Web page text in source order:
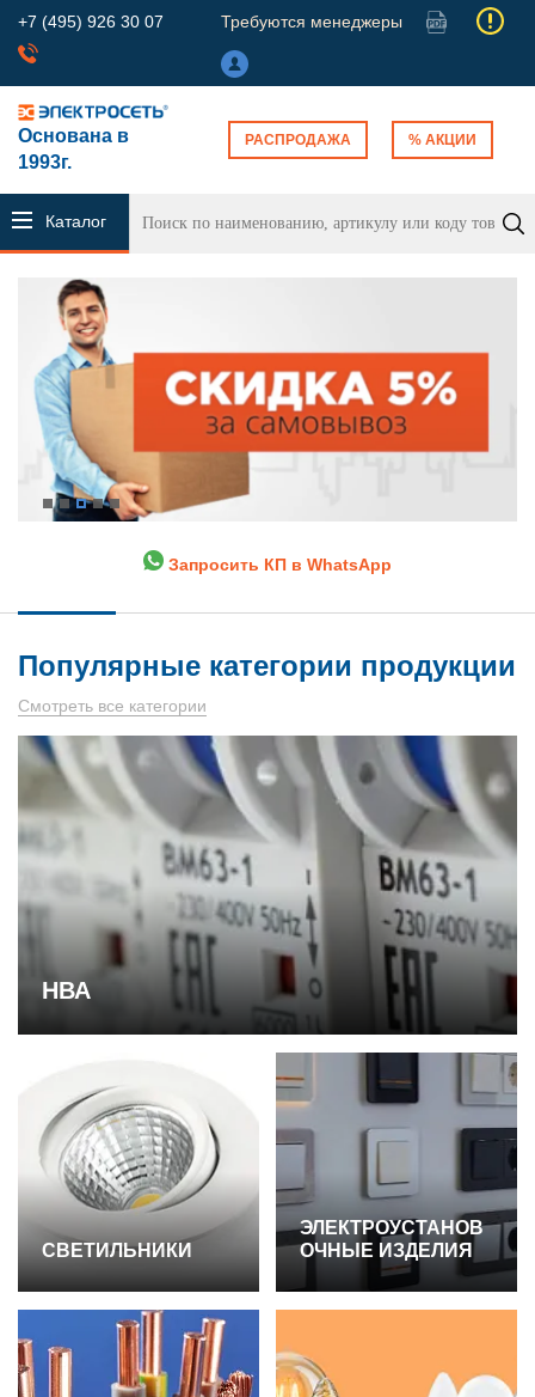
+7 (495) 926 30 07 Требуются менеджеры
Основана в
1993г.
РАСПРОДАЖА % АКЦИИ
Каталог
продукции
Запросить КП в WhatsApp
Популярные категории продукции
Смотреть все категории
НВА
СВЕТИЛЬНИКИ
ЭЛЕКТРОУСТАНОВ
ОЧНЫЕ ИЗДЕЛИЯ